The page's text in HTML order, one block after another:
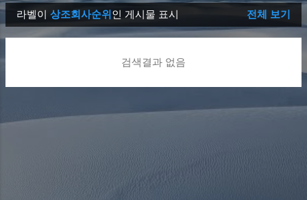
글
라벨이 상조회사순위인 게시물 표시 전체 보기
검색결과 없음